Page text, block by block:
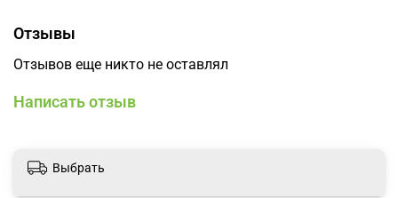
Отзывы
Отзывов еще никто не оставлял
Написать отзыв
Выбрать